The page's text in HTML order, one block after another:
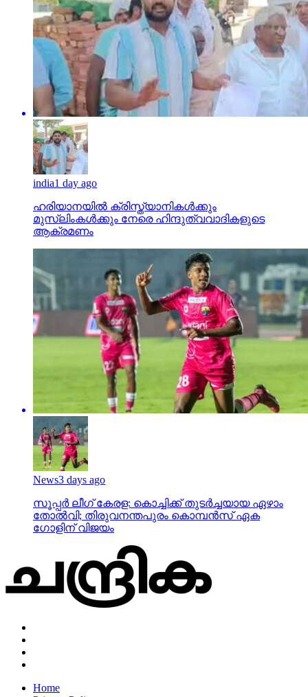
india1 day ago
ഹരിയാനയില്‍ ക്രിസ്ത്യാനികള്‍ക്കും
മുസ്‌ലിംകള്‍ക്കും നേരെ ഹിന്ദുത്വവാദികളുടെ
ആക്രമണം
News3 days ago
സൂപ്പര്‍ ലീഗ് കേരള: കൊച്ചിക്ക് തുടര്‍ച്ചയായ ഏഴാം
തോല്‍വി; തിരുവനന്തപുരം കൊമ്പന്‍സ് ഏക
ഗോളിന് വിജയം
Home